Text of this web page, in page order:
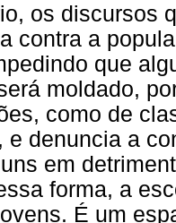
os discursos
contra a
que
moldado,
como de
e denuncia a
em
forma, a
É um